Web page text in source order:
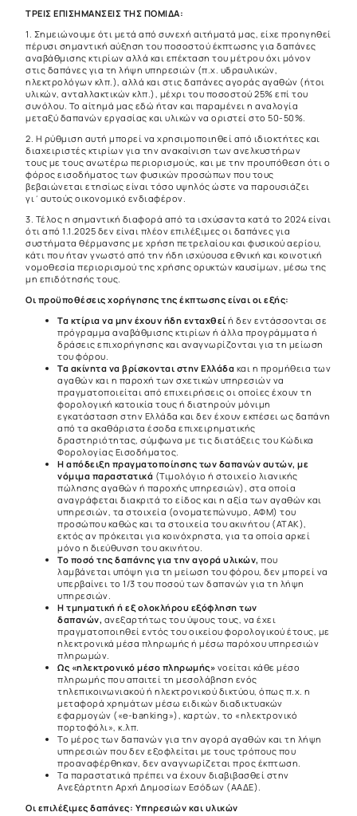
ΤΡΕΙΣ ΕΠΙΣΗΜΑΝΣΕΙΣ ΤΗΣ ΠΟΜΙΔΑ:
1. Σημειώνουμε ότι μετά από συνεχή αιτήματά μας, είχε προηγηθεί
πέρυσι σημαντική αύξηση του ποσοστού έκπτωσης για δαπάνες
αναβάθμισης κτιρίων αλλά και επέκταση του μέτρου όχι μόνον
στις δαπάνες για τη λήψη υπηρεσιών (π.χ. υδραυλικών,
ηλεκτρολόγων κλπ.), αλλά και στις δαπάνες αγοράς αγαθών (ήτοι
υλικών, ανταλλακτικών κλπ.), μέχρι του ποσοστού 25% επί του
συνόλου. Το αίτημά μας εδώ ήταν και παραμένει η αναλογία
μεταξύ δαπανών εργασίας και υλικών να οριστεί στο 50-50%.
2. Η ρύθμιση αυτή μπορεί να χρησιμοποιηθεί από ιδιοκτήτες και
διαχειριστές κτιρίων για την ανακαίνιση των ανελκυστήρων
τους με τους ανωτέρω περιορισμούς, και με την προυπόθεση ότι ο
φόρος εισοδήματος των φυσικών προσώπων που τους
βεβαιώνεται ετησίως είναι τόσο υψηλός ώστε να παρουσιάζει
γι΄αυτούς οικονομικό ενδιαφέρον.
3. Τέλος η σημαντική διαφορά από τα ισχύσαντα κατά το 2024 είναι
ότι από 1.1.2025 δεν είναι πλέον επιλέξιμες οι δαπάνες για
συστήματα θέρμανσης με χρήση πετρελαίου και φυσικού αερίου,
κάτι που ήταν γνωστό από την ήδη ισχύουσα εθνική και κοινοτική
νομοθεσία περιορισμού της χρήσης ορυκτών καυσίμων, μέσω της
μη επιδότησής τους.
Οι προϋποθέσεις χορήγησης της έκπτωσης είναι οι εξής:
Τα κτίρια να μην έχουν ήδη ενταχθεί ή δεν εντάσσονται σε
πρόγραμμα αναβάθμισης κτιρίων ή άλλα προγράμματα ή
δράσεις επιχορήγησης και αναγνωρίζονται για τη μείωση
του φόρου.
Τα ακίνητα να βρίσκονται στην Ελλάδα και η προμήθεια των
αγαθών και η παροχή των σχετικών υπηρεσιών να
πραγματοποιείται από επιχειρήσεις οι οποίες έχουν τη
φορολογική κατοικία τους ή διατηρούν μόνιμη
εγκατάσταση στην Ελλάδα και δεν έχουν εκπέσει ως δαπάνη
από τα ακαθάριστα έσοδα επιχειρηματικής
δραστηριότητας, σύμφωνα με τις διατάξεις του Κώδικα
Φορολογίας Εισοδήματος.
Η απόδειξη πραγματοποίησης των δαπανών αυτών, με
νόμιμα παραστατικά (Τιμολόγιο ή στοιχείο λιανικής
πώλησης αγαθών ή παροχής υπηρεσιών), στα οποία
αναγράφεται διακριτά το είδος και η αξία των αγαθών και
υπηρεσιών, τα στοιχεία (ονοματεπώνυμο, ΑΦΜ) του
προσώπου καθώς και τα στοιχεία του ακινήτου (ΑΤΑΚ),
εκτός αν πρόκειται για κοινόχρηστα, για τα οποία αρκεί
μόνο η διεύθυνση του ακινήτου.
Το ποσό της δαπάνης για την αγορά υλικών, που
λαμβάνεται υπόψη για τη μείωση του φόρου, δεν μπορεί να
υπερβαίνει το 1/3 του ποσού των δαπανών για τη λήψη
υπηρεσιών.
Η τμηματική ή εξ ολοκλήρου εξόφληση των
δαπανών, ανεξαρτήτως του ύψους τους, να έχει
πραγματοποιηθεί εντός του οικείου φορολογικού έτους, με
ηλεκτρονικά μέσα πληρωμής ή μέσω παρόχου υπηρεσιών
πληρωμών.
Ως «ηλεκτρονικό μέσο πληρωμής» νοείται κάθε μέσο
πληρωμής που απαιτεί τη μεσολάβηση ενός
τηλεπικοινωνιακού ή ηλεκτρονικού δικτύου, όπως π.χ. η
μεταφορά χρημάτων μέσω ειδικών διαδικτυακών
εφαρμογών («e-banking»), καρτών, το «ηλεκτρονικό
πορτοφόλι», κ.λπ.
Το μέρος των δαπανών για την αγορά αγαθών και τη λήψη
υπηρεσιών που δεν εξοφλείται με τους τρόπους που
προαναφέρθηκαν, δεν αναγνωρίζεται προς έκπτωση.
Τα παραστατικά πρέπει να έχουν διαβιβασθεί στην
Ανεξάρτητη Αρχή Δημοσίων Εσόδων (ΑΑΔΕ).
Οι επιλέξιμες δαπάνες: Υπηρεσιών και υλικών